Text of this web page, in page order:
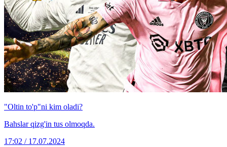
"Oltin to'p"ni kim oladi?
Bahslar qizg'in tus olmoqda.
17:02 / 17.07.2024